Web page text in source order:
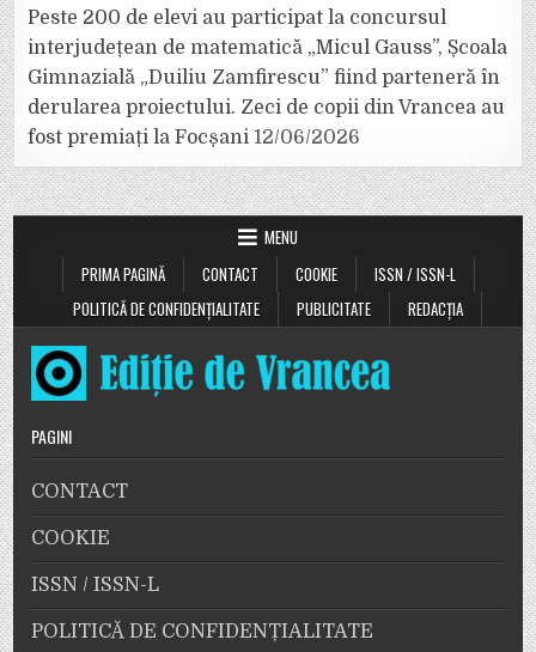
Peste 200 de elevi au participat la concursul
interjudețean de matematică „Micul Gauss”, Școala
Gimnazială „Duiliu Zamfirescu” fiind parteneră în
derularea proiectului. Zeci de copii din Vrancea au
fost premiați la Focșani 12/06/2026
MENU
PRIMA PAGINĂ
CONTACT COOKIE
ISSN / ISSN-L
POLITICĂ DE CONFIDENȚIALITATE
PUBLICITATE REDACȚIA
PAGINI
CONTACT
COOKIE
ISSN / ISSN-L
POLITICĂ DE CONFIDENȚIALITATE